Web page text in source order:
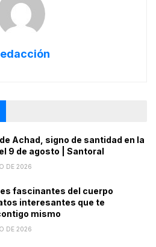
Achad, signo de santidad en la
9 de agosto | Santoral
DE 2026
fascinantes del cuerpo
interesantes que te
mismo
DE 2026